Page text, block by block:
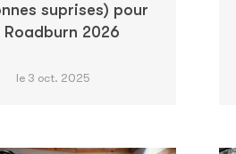
suprises) pour
Roadburn 2026
le 3 oct. 2025